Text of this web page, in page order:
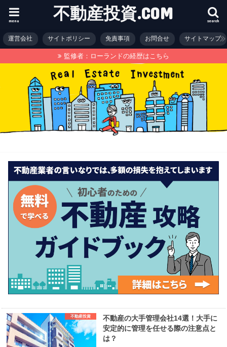
不動産投資.COM search
menu
運営会社 サイトポリシー 免責事項 お問合せ サイトマップ
監修者：ローランドの経歴はこちら
不動産投資
不動産の大手管理会社14選！大手に
安定的に管理を任せる際の注意点と
は？